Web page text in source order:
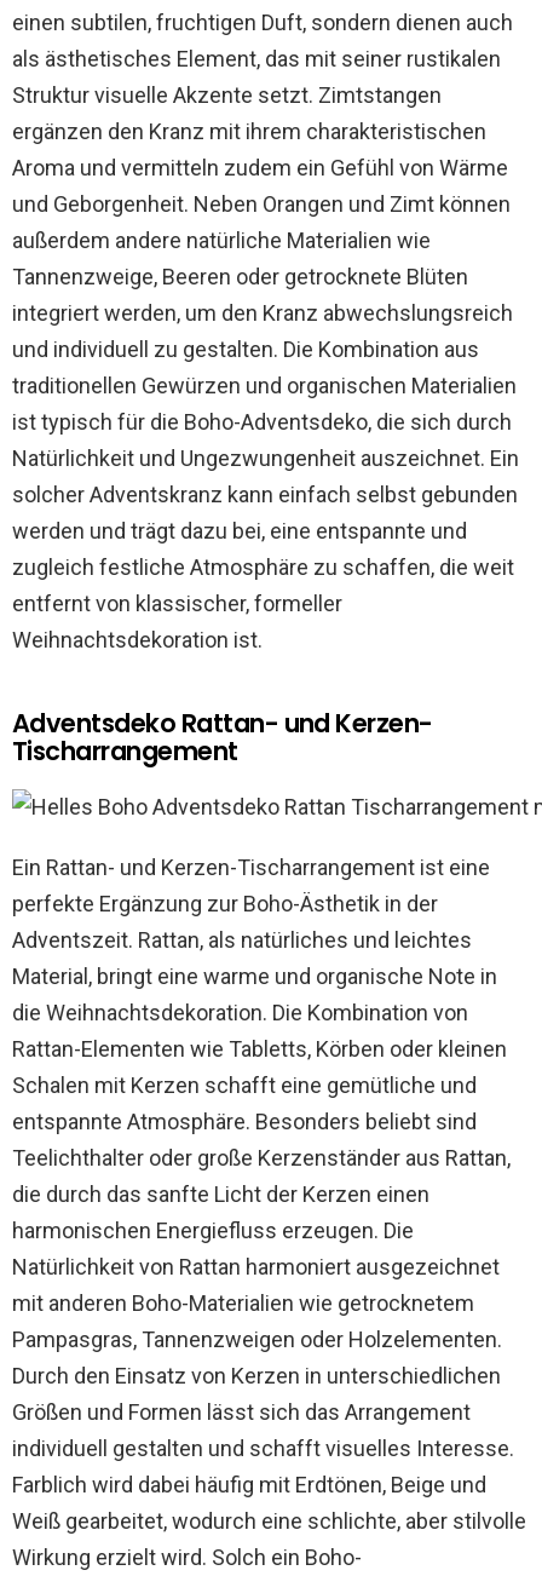
einen subtilen, fruchtigen Duft, sondern dienen auch
als ästhetisches Element, das mit seiner rustikalen
Struktur visuelle Akzente setzt. Zimtstangen
ergänzen den Kranz mit ihrem charakteristischen
Aroma und vermitteln zudem ein Gefühl von Wärme
und Geborgenheit. Neben Orangen und Zimt können
außerdem andere natürliche Materialien wie
Tannenzweige, Beeren oder getrocknete Blüten
integriert werden, um den Kranz abwechslungsreich
und individuell zu gestalten. Die Kombination aus
traditionellen Gewürzen und organischen Materialien
ist typisch für die Boho-Adventsdeko, die sich durch
Natürlichkeit und Ungezwungenheit auszeichnet. Ein
solcher Adventskranz kann einfach selbst gebunden
werden und trägt dazu bei, eine entspannte und
zugleich festliche Atmosphäre zu schaffen, die weit
entfernt von klassischer, formeller
Weihnachtsdekoration ist.
Adventsdeko Rattan- und Kerzen-
Tischarrangement
Ein Rattan- und Kerzen-Tischarrangement ist eine
perfekte Ergänzung zur Boho-Ästhetik in der
Adventszeit. Rattan, als natürliches und leichtes
Material, bringt eine warme und organische Note in
die Weihnachtsdekoration. Die Kombination von
Rattan-Elementen wie Tabletts, Körben oder kleinen
Schalen mit Kerzen schafft eine gemütliche und
entspannte Atmosphäre. Besonders beliebt sind
Teelichthalter oder große Kerzenständer aus Rattan,
die durch das sanfte Licht der Kerzen einen
harmonischen Energiefluss erzeugen. Die
Natürlichkeit von Rattan harmoniert ausgezeichnet
mit anderen Boho-Materialien wie getrocknetem
Pampasgras, Tannenzweigen oder Holzelementen.
Durch den Einsatz von Kerzen in unterschiedlichen
Größen und Formen lässt sich das Arrangement
individuell gestalten und schafft visuelles Interesse.
Farblich wird dabei häufig mit Erdtönen, Beige und
Weiß gearbeitet, wodurch eine schlichte, aber stilvolle
Wirkung erzielt wird. Solch ein Boho-